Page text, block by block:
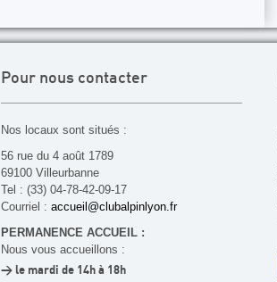
Pour nous contacter
Nos locaux sont situés :
56 rue du 4 août 1789
69100 Villeurbanne
Tel : (33) 04-78-42-09-17
Courriel : accueil@clubalpinlyon.fr
PERMANENCE ACCUEIL :
Nous vous accueillons :
> le mardi de 14h à 18h